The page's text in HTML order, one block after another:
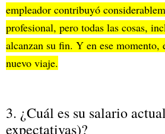
empleador contribuyó
profesional, pero todas las cosas,
alcanzan su fin. Y en ese momento,
nuevo viaje.
3. ¿Cuál es su salario
expectativas)?